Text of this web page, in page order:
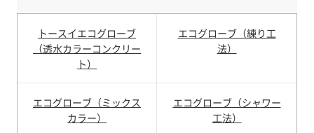
トースイエコグローブ
（透水カラーコンクリー
ト）
エコグローブ（練り工
法）
エコグローブ（ミックス
カラー）
エコグローブ（シャワー
工法）